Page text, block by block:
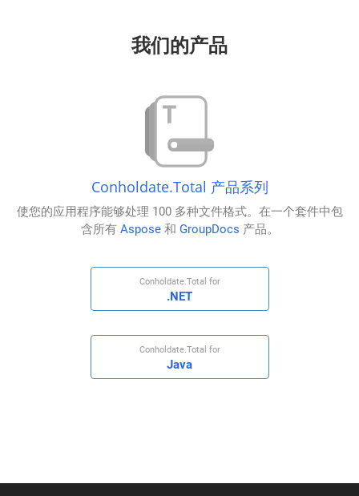
我们的产品
Conholdate.Total 产品系列
使您的应用程序能够处理 100 多种文件格式。在一个套件中包
含所有 Aspose和 GroupDocs 产品。
Conholdate.Total for
.NET
Conholdate.Total for
Java